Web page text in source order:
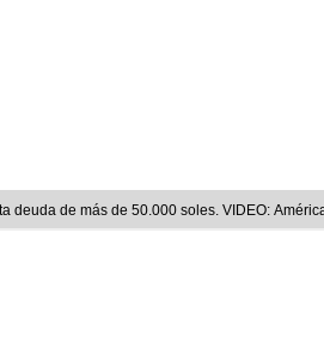
deuda de más de 50.000 soles. VIDEO: